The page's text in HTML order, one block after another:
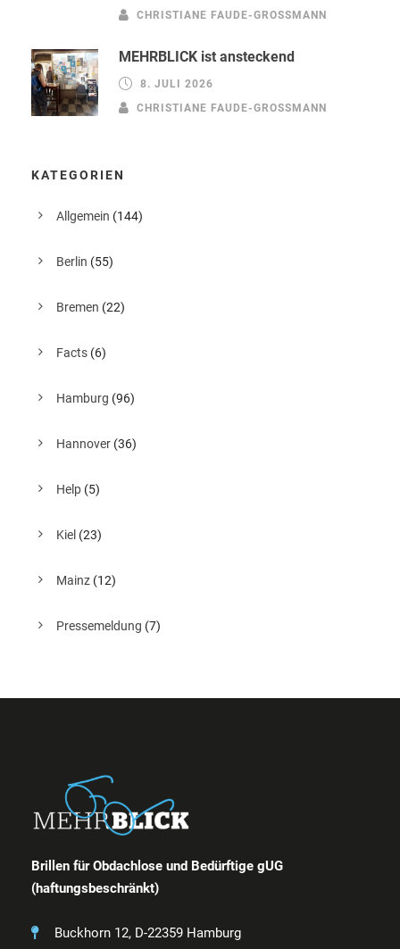
CHRISTIANE FAUDE-GROSSMANN
MEHRBLICK ist ansteckend
8. JULI 2026
CHRISTIANE FAUDE-GROSSMANN
KATEGORIEN
Allgemein (144)
Berlin (55)
Bremen (22)
Facts (6)
Hamburg (96)
Hannover (36)
Help (5)
Kiel (23)
Mainz (12)
Pressemeldung (7)
Brillen für Obdachlose und Bedürftige gUG
(haftungsbeschränkt)
Buckhorn 12, D-22359 Hamburg